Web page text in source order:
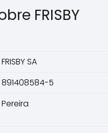
FRISBY
FRISBY SA
891408584-5
Pereira